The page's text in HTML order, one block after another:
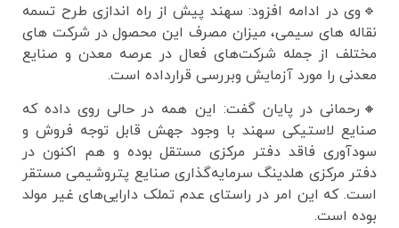
🔹وی در ادامه افزود: سهند پیش از راه اندازی طرح تسمه
نقاله های سیمی، میزان مصرف این محصول در شرکت های
مختلف از جمله شرکت‌های فعال در عرصه معدن و صنایع
معدنی را مورد آزمایش وبررسی قرارداده است.
🔸رحمانی در پایان گفت: این همه در حالی روی داده که
صنایع لاستیکی سهند با وجود جهش قابل توجه فروش و
سودآوری فاقد دفتر مرکزی مستقل بوده و هم اکنون در
دفتر مرکزی هلدینگ سرمایه‌گذاری صنایع پتروشیمی مستقر
است. که این امر در راستای عدم تملک دارایی‌های غیر مولد
بوده است.